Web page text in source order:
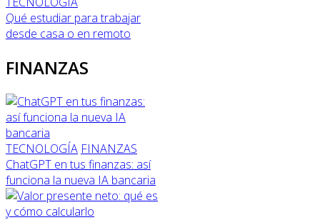
Qué estudiar para trabajar
desde casa o en remoto
FINANZAS
TECNOLOGÍA FINANZAS
ChatGPT en tus finanzas: así
funciona la nueva IA bancaria